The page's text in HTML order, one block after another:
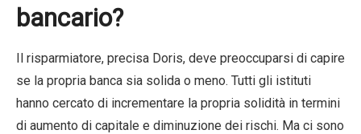
bancario?
Il risparmiatore, precisa Doris, deve preoccuparsi di capire
se la propria banca sia solida o meno. Tutti gli istituti
hanno cercato di incrementare la propria solidità in termini
di aumento di capitale e diminuzione dei rischi. Ma ci sono